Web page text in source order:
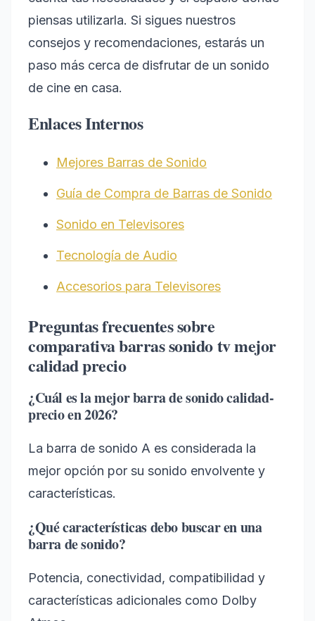
piensas utilizarla. Si sigues nuestros
consejos y recomendaciones, estarás un
paso más cerca de disfrutar de un sonido
de cine en casa.
Enlaces Internos
Mejores Barras de Sonido
Guía de Compra de Barras de Sonido
Sonido en Televisores
Tecnología de Audio
Accesorios para Televisores
Preguntas frecuentes sobre
comparativa barras sonido tv mejor
calidad precio
¿Cuál es la mejor barra de sonido calidad-
precio en 2026?
La barra de sonido A es considerada la
mejor opción por su sonido envolvente y
características.
¿Qué características debo buscar en una
barra de sonido?
Potencia, conectividad, compatibilidad y
características adicionales como Dolby